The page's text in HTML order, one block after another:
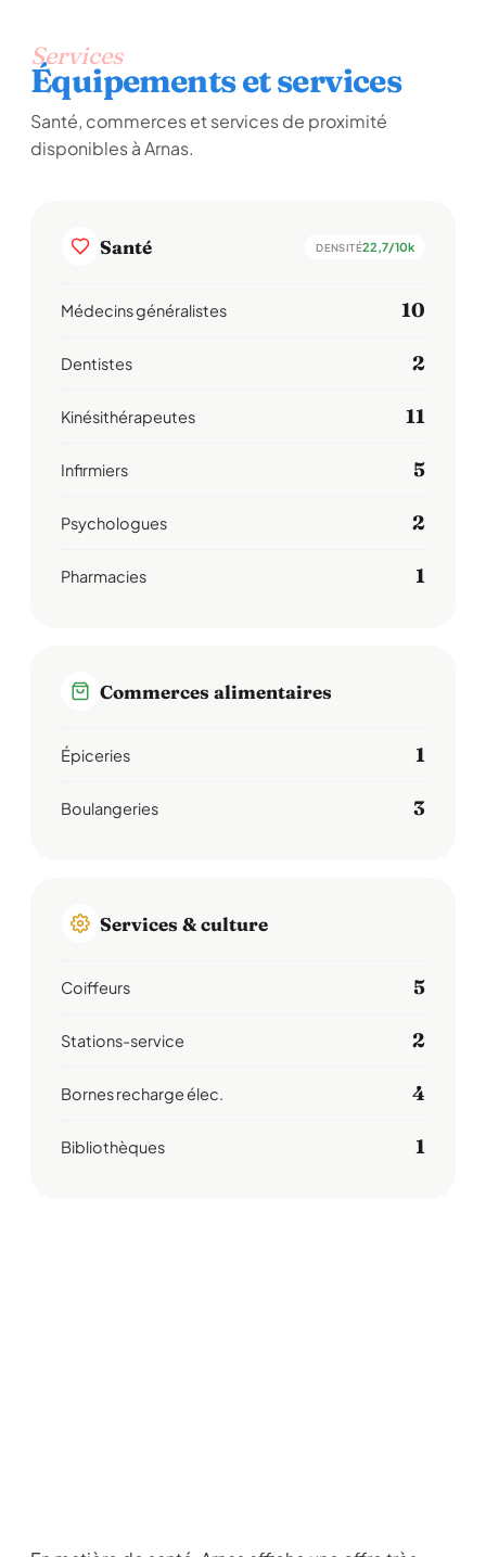
Services
Équipements et services
Santé, commerces et services de proximité
disponibles à Arnas.
Santé DENSITÉ22,7/10k
Médecins généralistes 10
Dentistes 2
Kinésithérapeutes 11
Infirmiers 5
Psychologues 2
Pharmacies 1
Commerces alimentaires
Épiceries 1
Boulangeries 3
Services & culture
Coiffeurs 5
Stations-service 2
Bornes recharge élec. 4
Bibliothèques 1